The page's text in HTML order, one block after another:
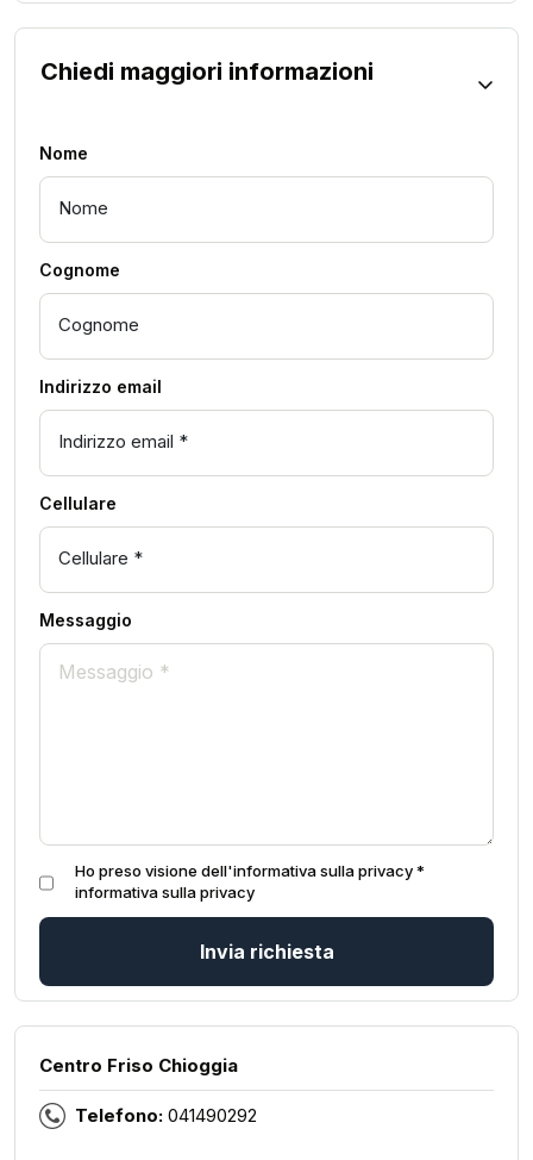
Chiedi maggiori informazioni
Nome
Cognome
Indirizzo email
Cellulare
Messaggio
Ho preso visione dell'informativa sulla privacy *
informativa sulla privacy
Invia richiesta
Centro Friso Chioggia
Telefono: 041490292